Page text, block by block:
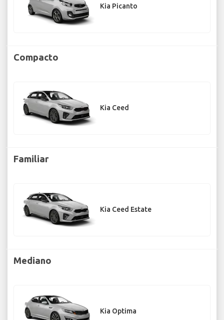
Kia Picanto
Compacto
Kia Ceed
Familiar
Kia Ceed Estate
Mediano
Kia Optima